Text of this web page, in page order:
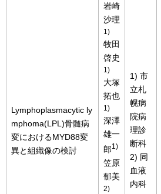
Lymphoplasmacytic ly
mphoma(LPL)骨髄病
変におけるMYD88変
異と組織像の検討
岩崎
沙理
1)
牧田
啓史
1)
大塚
拓也
1)
深澤
雄一
郎1)
笠原
郁美
2)
1) 市
立札
幌病
院病
理診
断科
2) 同
血液
内科